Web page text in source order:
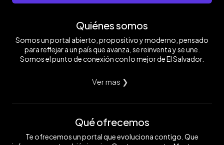
Quiénes somos
Somos un portal abierto, propositivo y moderno, pensado
para reflejar a un país que avanza, se reinventa y se une.
Somos el punto de conexión con lo mejor de El Salvador.
Ver mas ❯
Qué ofrecemos
Te ofrecemos un portal que evoluciona contigo. Que